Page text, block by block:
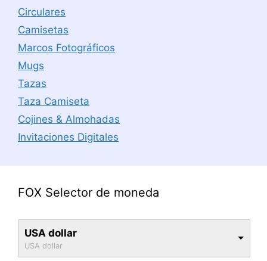
Circulares
Camisetas
Marcos Fotográficos
Mugs
Tazas
Taza Camiseta
Cojines & Almohadas
Invitaciones Digitales
FOX Selector de moneda
USA dollar
USA dollar